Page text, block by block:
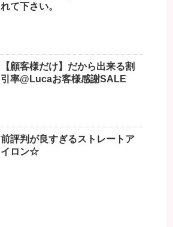
れて下さい。
【顧客様だけ】だから出来る割
引率@Lucaお客様感謝SALE
前評判が良すぎるストレートア
イロン☆